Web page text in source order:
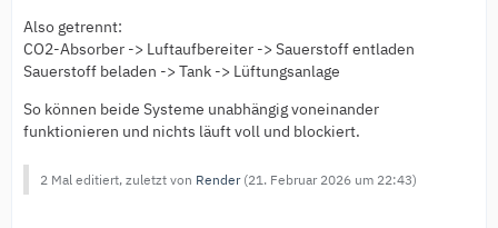
Also getrennt:
CO2-Absorber -> Luftaufbereiter -> Sauerstoff entladen
Sauerstoff beladen -> Tank -> Lüftungsanlage
So können beide Systeme unabhängig voneinander
funktionieren und nichts läuft voll und blockiert.
2 Mal editiert, zuletzt von Render(21. Februar 2026 um 22:43)